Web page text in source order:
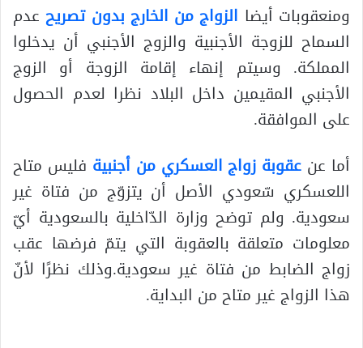
ومنعقوبات أيضا الزواج من الخارج بدون تصريح عدم
السماح للزوجة الأجنبية والزوج الأجنبي أن يدخلوا
المملكة. وسيتم إنهاء إقامة الزوجة أو الزوج
الأجنبي المقيمين داخل البلاد نظرا لعدم الحصول
على الموافقة.
أما عن عقوبة زواج العسكري من أجنبية فليس متاح
اللعسكري سّعودي الأصل أن يتزوّج من فتاة غير
سعودية. ولم توضح وزارة الدّاخلية بالسعودية أيّ
معلومات متعلقة بالعقوبة التي يتمّ فرضها عقب
زواج الضابط من فتاة غير سعودية.وذلك نظرًا لأنّ
هذا الزواج غير متاح من البداية.